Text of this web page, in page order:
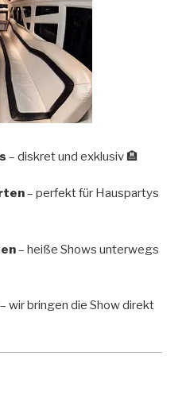
– diskret und exklusiv 🏨
– perfekt für Hauspartys
– heiße Shows unterwegs
wir bringen die Show direkt